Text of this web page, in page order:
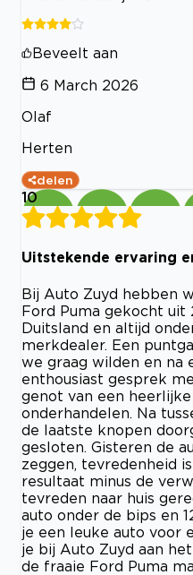
Beveelt aan
6 March 2026
Olaf
Herten
delen
10
Uitstekende ervaring
Bij Auto Zuyd hebben
Ford Puma gekocht uit
Duitsland en altijd
merkdealer. Een
we graag wilden en na
enthousiast gesprek
genot van een
onderhandelen. Na
de laatste knopen
gesloten. Gisteren de
zeggen, tevredenheid
resultaat minus de
tevreden naar huis
auto onder de bips en
je een leuke auto voor
je bij Auto Zuyd aan
de fraaie Ford Puma